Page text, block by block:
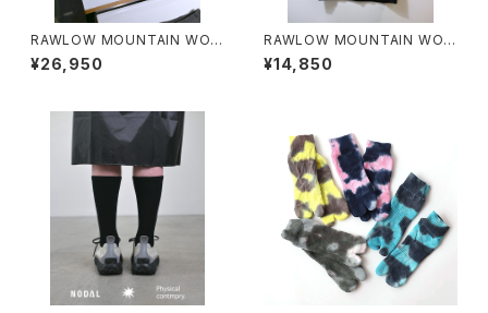
RAWLOW MOUNTAIN WOR
KS / HIKER BAKER PANTS
¥26,950
RAWLOW MOUNTAIN WOR
KS / DAD LITE CREW
¥14,850